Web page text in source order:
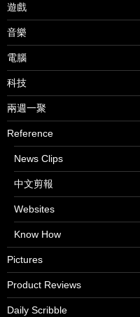
遊戲
音樂
電腦
科技
兩週一聚
Reference
News Clips
中文剪報
Websites
Know How
Pictures
Product Reviews
Daily Scribble